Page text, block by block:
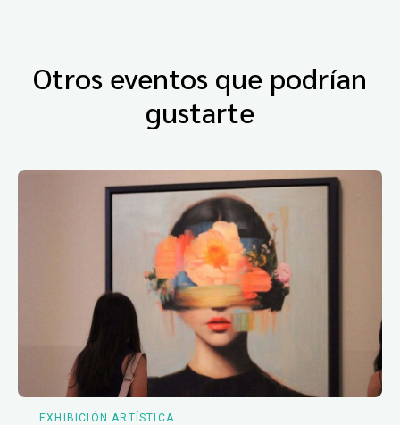
Otros eventos que podrían
gustarte
EXHIBICIÓN ARTÍSTICA